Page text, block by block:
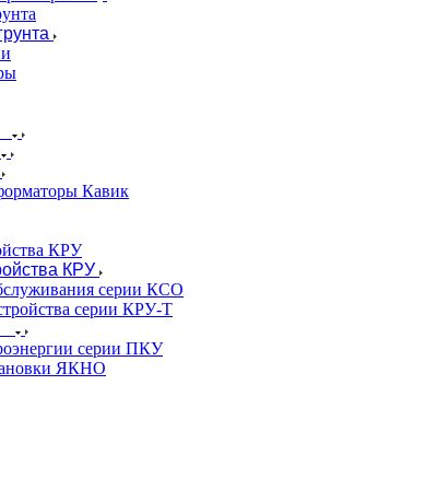
Кавик
КРУ
серии КСО
серии КРУ-Т
серии ПКУ
ЯКНО